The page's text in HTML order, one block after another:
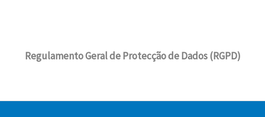
Regulamento Geral de Protecção de Dados (RGPD)